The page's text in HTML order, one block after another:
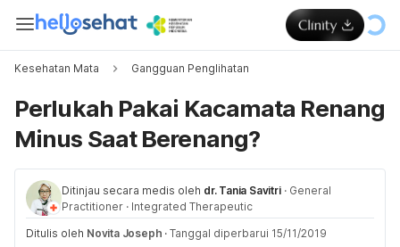
Kesehatan Mata Gangguan Penglihatan
Perlukah Pakai Kacamata Renang
Minus Saat Berenang?
Ditinjau secara medis oleh dr. Tania Savitri · General
Practitioner · Integrated Therapeutic
Ditulis oleh Novita Joseph · Tanggal diperbarui 15/11/2019